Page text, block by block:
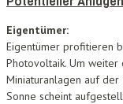
Eigentümer:
Eigentümer profitieren
Photovoltaik. Um
Miniaturanlagen auf
Sonne scheint